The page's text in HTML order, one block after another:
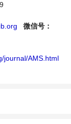
和讨论海洋科学领
微信号：
journal/AMS.html